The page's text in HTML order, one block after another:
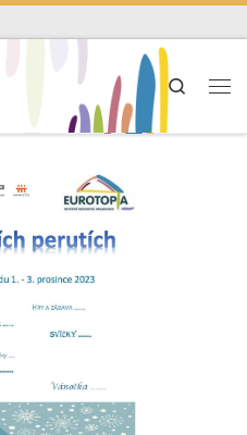
Search